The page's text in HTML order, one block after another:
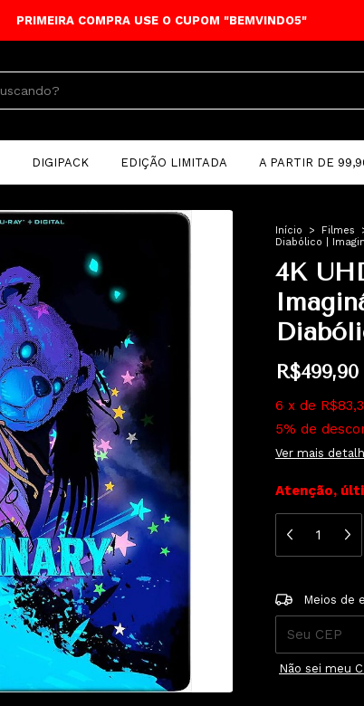
PRIMEIRA COMPRA USE O CUPOM "BEMVINDO5"
DIGIPACK EDIÇÃO LIMITADA A PARTIR DE
Início > Filmes
Diabólico |
4K
R$499,90
6 x de
5% de
Ver mais
Atenção,
Entregas para
Meios de
Não sei meu